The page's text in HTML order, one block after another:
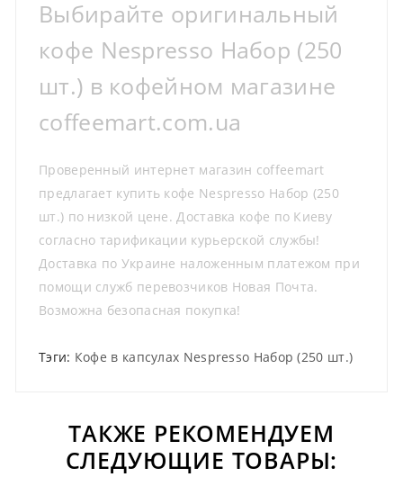
Выбирайте оригинальный
кофе Nespresso Набор (250
шт.) в кофейном магазине
coffeemart.com.ua
Проверенный интернет магазин coffeemart
предлагает купить кофе Nespresso Набор (250
шт.) по низкой цене. Доставка кофе по Киеву
согласно тарификации курьерской службы!
Доставка по Украине наложенным платежом при
помощи служб перевозчиков Новая Почта.
Возможна безопасная покупка!
Тэги: Кофе в капсулах Nespresso Набор (250 шт.)
ТАКЖЕ РЕКОМЕНДУЕМ
СЛЕДУЮЩИЕ ТОВАРЫ: